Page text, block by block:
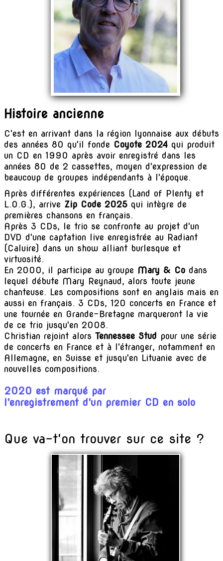
Histoire ancienne
C'est en arrivant dans la région lyonnaise aux débuts
des années 80 qu'il fonde Coyote 2024 qui produit
un CD en 1990 après avoir enregistré dans les
années 80 de 2 cassettes, moyen d'expression de
beaucoup de groupes indépendants à l'époque.
Après différentes expériences (Land of Plenty et
L.O.G.), arrive Zip Code 2025 qui intègre de
premières chansons en français.
Après 3 CDs, le trio se confronte au projet d'un
DVD d'une captation live enregistrée au Radiant
(Caluire) dans un show alliant burlesque et
virtuosité.
En 2000, il participe au groupe Mary & Co dans
lequel débute Mary Reynaud, alors toute jeune
chanteuse. Les compositions sont en anglais mais en
aussi en français. 3 CDs, 120 concerts en France et
une tournée en Grande-Bretagne marqueront la vie
de ce trio jusqu'en 2008.
Christian rejoint alors Tennessee Stud pour une série
de concerts en France et à l'étranger, notamment en
Allemagne, en Suisse et jusqu'en Lituanie avec de
nouvelles compositions.
2020 est marqué par
l'enregistrement d'un premier CD en solo
Que va-t'on trouver sur ce site ?